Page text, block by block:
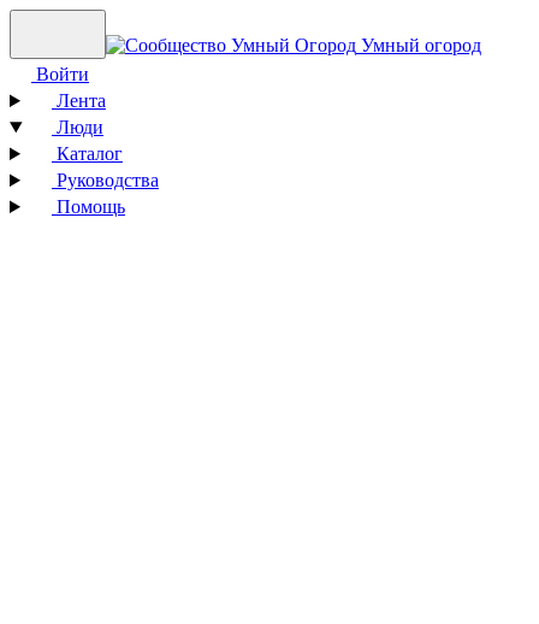
Умный огород
Войти
Лента
Люди
Каталог
Руководства
Помощь